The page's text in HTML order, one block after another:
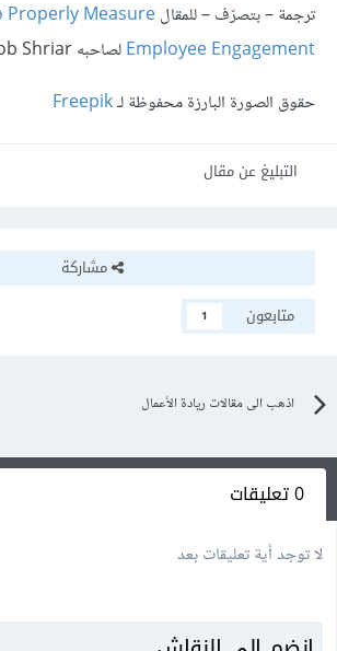
ترجمة – بتصرّف – للمقالProperly Measure
Employee Engagementلصاحبه Jacob Shriar.
حقوق الصورة البارزة محفوظة لـFreepik
التبليغ عن مقال
مشاركة
متابعون
1
اذهب الى مقالات ريادة الأعمال
0 تعليقات
لا توجد أية تعليقات بعد